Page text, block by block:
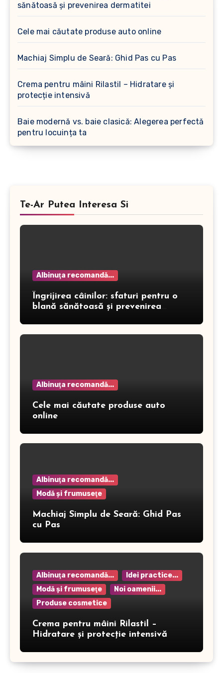
sănătoasă și prevenirea dermatitei
Cele mai căutate produse auto online
Machiaj Simplu de Seară: Ghid Pas cu Pas
Crema pentru mâini Rilastil – Hidratare și
protecție intensivă
Baie modernă vs. baie clasică: Alegerea perfectă
pentru locuința ta
Te-Ar Putea Interesa Si
Albinuţa recomandă...
Îngrijirea câinilor: sfaturi pentru o
blană sănătoasă și prevenirea
Albinuţa recomandă...
Cele mai căutate produse auto
online
Albinuţa recomandă...
Modă şi frumuseţe
Machiaj Simplu de Seară: Ghid Pas
cu Pas
Albinuţa recomandă...
Idei practice...
Modă şi frumuseţe
Noi oamenii...
Produse cosmetice
Crema pentru mâini Rilastil –
Hidratare și protecție intensivă